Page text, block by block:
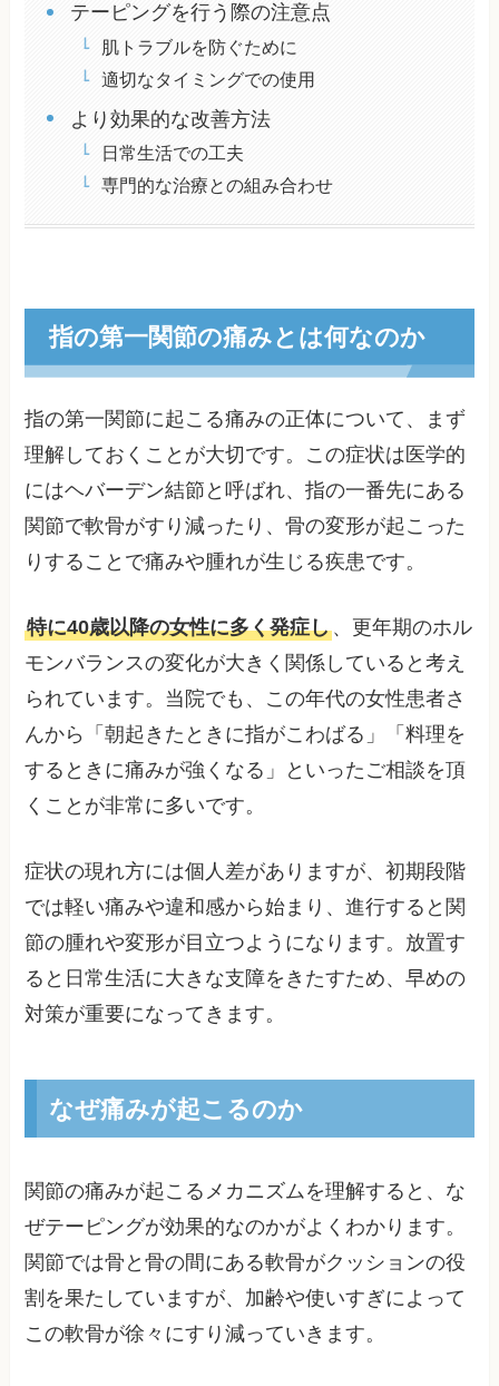
テーピングを行う際の注意点
肌トラブルを防ぐために
適切なタイミングでの使用
より効果的な改善方法
日常生活での工夫
専門的な治療との組み合わせ
指の第一関節の痛みとは何なのか
指の第一関節に起こる痛みの正体について、まず
理解しておくことが大切です。この症状は医学的
にはヘバーデン結節と呼ばれ、指の一番先にある
関節で軟骨がすり減ったり、骨の変形が起こった
りすることで痛みや腫れが生じる疾患です。
特に40歳以降の女性に多く発症し、更年期のホル
モンバランスの変化が大きく関係していると考え
られています。当院でも、この年代の女性患者さ
んから「朝起きたときに指がこわばる」「料理を
するときに痛みが強くなる」といったご相談を頂
くことが非常に多いです。
症状の現れ方には個人差がありますが、初期段階
では軽い痛みや違和感から始まり、進行すると関
節の腫れや変形が目立つようになります。放置す
ると日常生活に大きな支障をきたすため、早めの
対策が重要になってきます。
なぜ痛みが起こるのか
関節の痛みが起こるメカニズムを理解すると、な
ぜテーピングが効果的なのかがよくわかります。
関節では骨と骨の間にある軟骨がクッションの役
割を果たしていますが、加齢や使いすぎによって
この軟骨が徐々にすり減っていきます。